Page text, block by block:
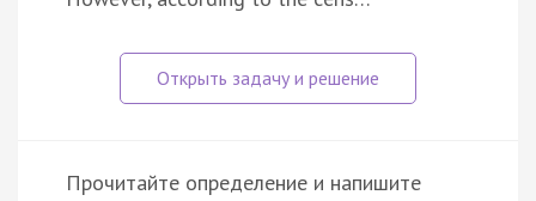
Прочитайте определение и напишите